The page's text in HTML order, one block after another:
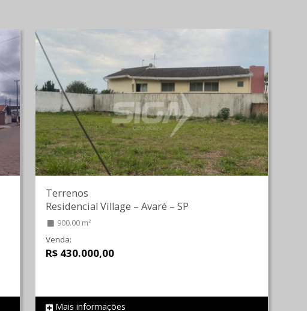
Terrenos
Residencial Village –Avaré –SP
900.00 m²
Venda:
R$ 430.000,00
Mais informações